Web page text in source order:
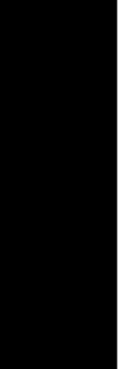
jedi
para películas, banda
de Skywalker
para películas, banda
para películas, banda
del destino
Fantasy & Horror
música
tercer tipo
música
galaxias
música